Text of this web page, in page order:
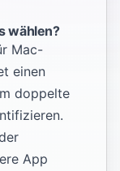
wählen?
Mac-
einen
doppelte
App